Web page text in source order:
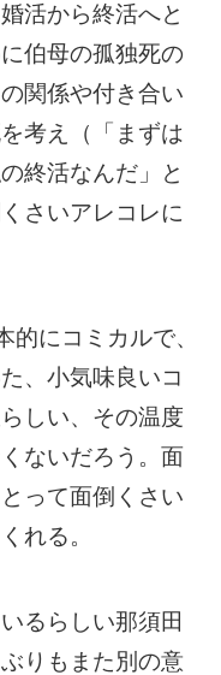
活から終活へと
伯母の孤独死の
関係や付き合い
考え（「まずは
終活なんだ」と
さいアレコレに
的にコミカルで、
、小気味良いコ
しい、その温度
ないだろう。面
って面倒くさい
れる。
るらしい那須田
りもまた別の意